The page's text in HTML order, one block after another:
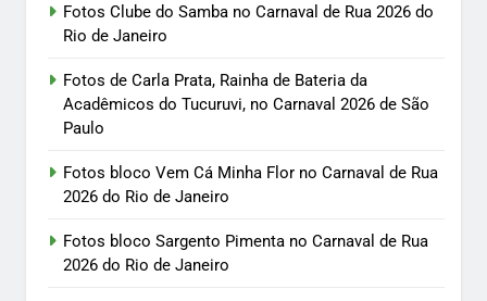
Fotos Clube do Samba no Carnaval de Rua 2026 do
Rio de Janeiro
Fotos de Carla Prata, Rainha de Bateria da
Acadêmicos do Tucuruvi, no Carnaval 2026 de São
Paulo
Fotos bloco Vem Cá Minha Flor no Carnaval de Rua
2026 do Rio de Janeiro
Fotos bloco Sargento Pimenta no Carnaval de Rua
2026 do Rio de Janeiro